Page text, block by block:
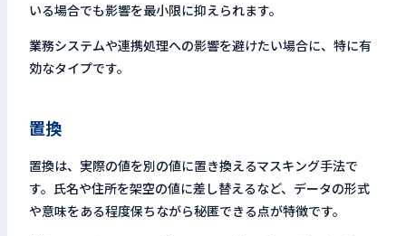
いる場合でも影響を最小限に抑えられます。
業務システムや連携処理への影響を避けたい場合に、特に有
効なタイプです。
置換
置換は、実際の値を別の値に置き換えるマスキング手法で
す。氏名や住所を架空の値に差し替えるなど、データの形式
や意味をある程度保ちながら秘匿できる点が特徴です。